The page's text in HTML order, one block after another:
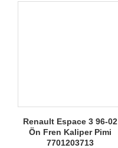
Renault Espace 3 96-02
Ön Fren Kaliper Pimi
7701203713